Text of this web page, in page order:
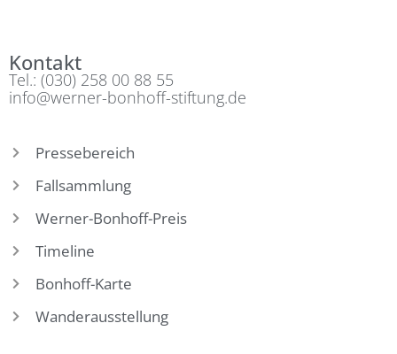
Kontakt
Tel.: (030) 258 00 88 55
info@werner-bonhoff-stiftung.de
Pressebereich
Fallsammlung
Werner-Bonhoff-Preis
Timeline
Bonhoff-Karte
Wanderausstellung